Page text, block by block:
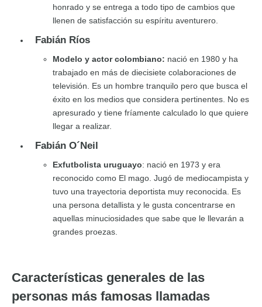
honrado y se entrega a todo tipo de cambios que
llenen de satisfacción su espíritu aventurero.
Fabián Ríos
Modelo y actor colombiano: nació en 1980 y ha
trabajado en más de diecisiete colaboraciones de
televisión. Es un hombre tranquilo pero que busca el
éxito en los medios que considera pertinentes. No es
apresurado y tiene fríamente calculado lo que quiere
llegar a realizar.
Fabián O´Neil
Exfutbolista uruguayo: nació en 1973 y era
reconocido como El mago. Jugó de mediocampista y
tuvo una trayectoria deportista muy reconocida. Es
una persona detallista y le gusta concentrarse en
aquellas minuciosidades que sabe que le llevarán a
grandes proezas.
Características generales de las
personas más famosas llamadas